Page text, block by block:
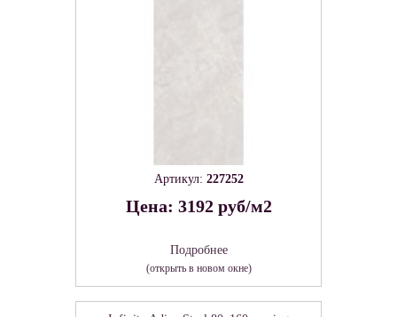
Артикул: 227252
Цена: 3192 руб/м2
Подробнее
(открыть в новом окне)